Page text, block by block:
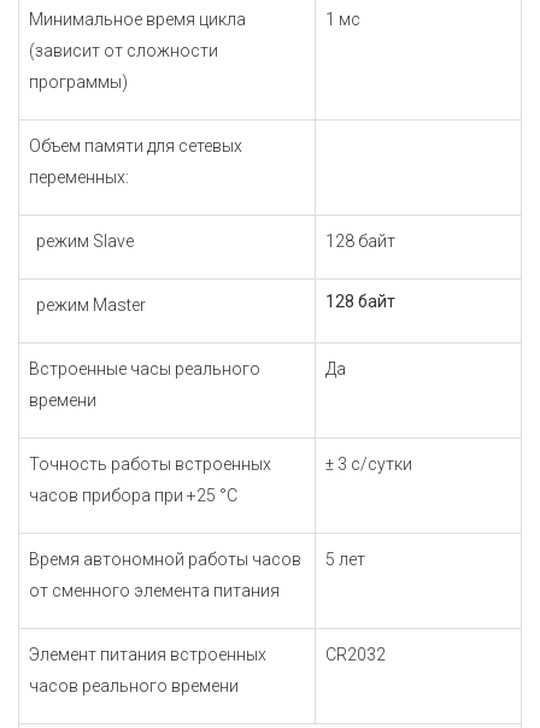
Минимальное время цикла
(зависит от сложности
программы)
1 мс
Объем памяти для сетевых
переменных:
режим Slave 128 байт
режим Master 128 байт
Встроенные часы реального
времени
Да
Точность работы встроенных
часов прибора при +25 °С
± 3 с/сутки
Время автономной работы часов
от сменного элемента питания
5 лет
Элемент питания встроенных
часов реального времени
CR2032